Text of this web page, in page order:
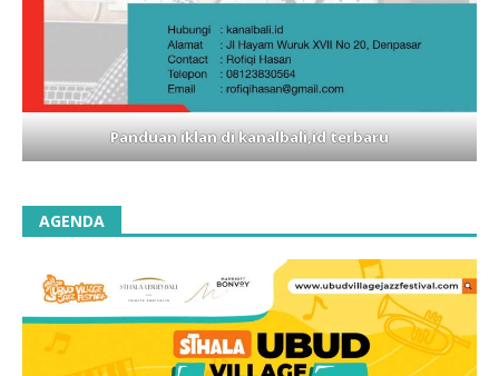
Panduan iklan di kanalbali,id terbaru
AGENDA